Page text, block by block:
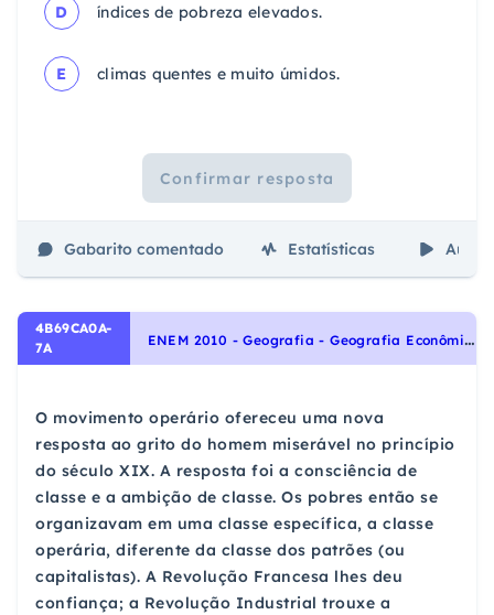
D índices de pobreza elevados.
E climas quentes e muito úmidos.
Confirmar resposta
Gabarito comentado Estatísticas Aulas
4B69CA0A-
7A
E
NEM 2010 - Geografia - Geografia Econômica
O movimento operário ofereceu uma nova
resposta ao grito do homem miserável no princípio
do século XIX. A resposta foi a consciência de
classe e a ambição de classe. Os pobres então se
organizavam em uma classe específica, a classe
operária, diferente da classe dos patrões (ou
capitalistas). A Revolução Francesa lhes deu
confiança; a Revolução Industrial trouxe a